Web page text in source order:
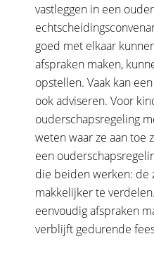
vastleggen in een
goed met elkaar
afspraken maken,
opstellen. Vaak kan
ook adviseren. Voor
ouderschapsregeling
weten waar ze aan toe
een
die beiden werken: de
makkelijker te
eenvoudig afspraken
verblijft gedurende